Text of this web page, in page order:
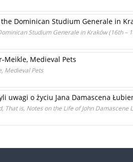
Dominican Studium Generale in
Studium Generale in Kraków (16th –
Meikle, Medieval Pets
Medieval Pets
uwagi o życiu Jana Damascena
That is, Notes on the Life of John Damascene